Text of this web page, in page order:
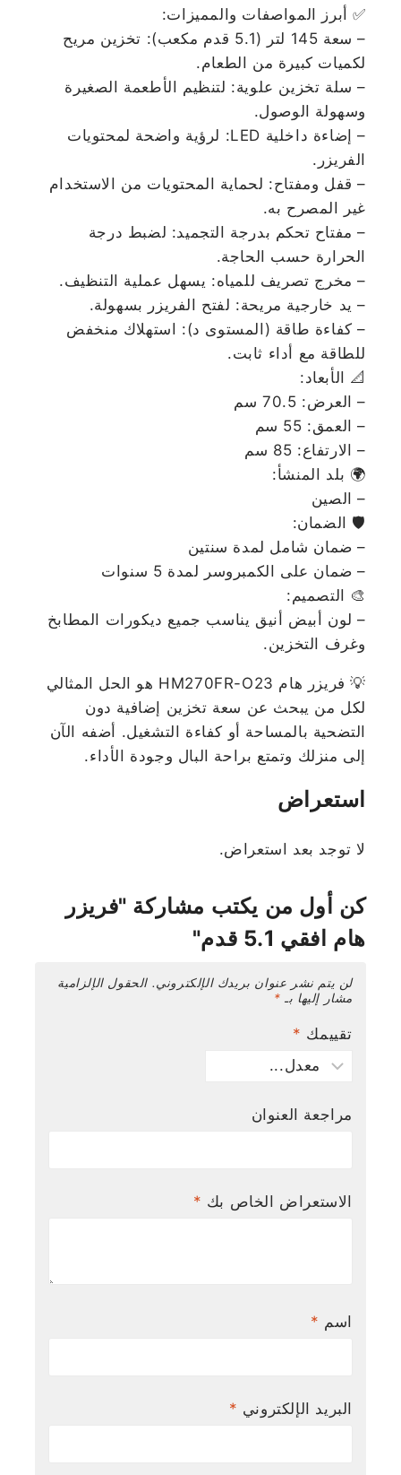
✅ أبرز المواصفات والمميزات:
– سعة 145 لتر (5.1 قدم مكعب): تخزين مريح
لكميات كبيرة من الطعام.
– سلة تخزين علوية: لتنظيم الأطعمة الصغيرة
وسهولة الوصول.
– إضاءة داخلية LED: لرؤية واضحة لمحتويات
الفريزر.
– قفل ومفتاح: لحماية المحتويات من الاستخدام
غير المصرح به.
– مفتاح تحكم بدرجة التجميد: لضبط درجة
الحرارة حسب الحاجة.
– مخرج تصريف للمياه: يسهل عملية التنظيف.
– يد خارجية مريحة: لفتح الفريزر بسهولة.
– كفاءة طاقة (المستوى د): استهلاك منخفض
للطاقة مع أداء ثابت.
📐 الأبعاد:
– العرض: 70.5 سم
– العمق: 55 سم
– الارتفاع: 85 سم
🌍 بلد المنشأ:
– الصين
🛡️ الضمان:
– ضمان شامل لمدة سنتين
– ضمان على الكمبروسر لمدة 5 سنوات
🎨 التصميم:
– لون أبيض أنيق يناسب جميع ديكورات المطابخ
وغرف التخزين.
💡 فريزر هام HM270FR-O23 هو الحل المثالي
لكل من يبحث عن سعة تخزين إضافية دون
التضحية بالمساحة أو كفاءة التشغيل. أضفه الآن
إلى منزلك وتمتع براحة البال وجودة الأداء.
استعراض
لا توجد بعد استعراض.
كن أول من يكتب مشاركة "فريزر
هام افقي 5.1 قدم"
لن يتم نشر عنوان بريدك الإلكتروني. الحقول الإلزامية
مشار إليها بـ *
تقييمك *
مراجعة العنوان
الاستعراض الخاص بك *
اسم *
البريد الإلكتروني *